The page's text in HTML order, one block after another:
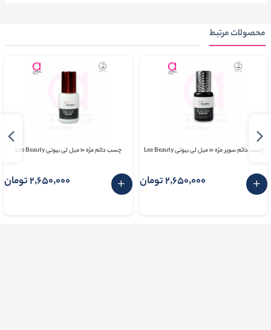
محصولات مرتبط
چسب دائم سوپر مژه ۱۰ میل لی بیوتی Lee Beauty
2٬650٬000 تومان
چسب دائم مژه ۱۰ میل لی بیوتی Lee Beauty
2٬650٬000 تومان